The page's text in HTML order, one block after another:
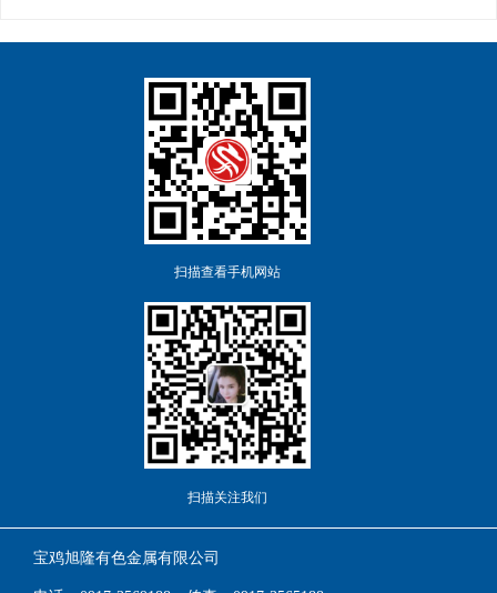
扫描查看手机网站
扫描关注我们
宝鸡旭隆有色金属有限公司